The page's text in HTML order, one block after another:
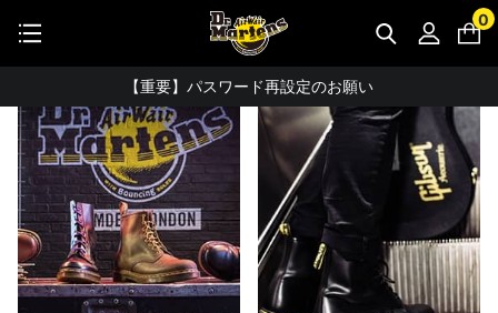
0
公式アプリで最大3,000円バック！
【重要】パスワード再設定のお願い
【重要なお知らせ】偽サイトにご注意ください。
お友達にポイントをプレゼントできる機能が新登場！
会員特典に2000円・3000円OFFが新登場！
ドクターマーチン製品のコピー品にご注意ください。
ドクターマーチン公式アプリをダウンロード！
特集